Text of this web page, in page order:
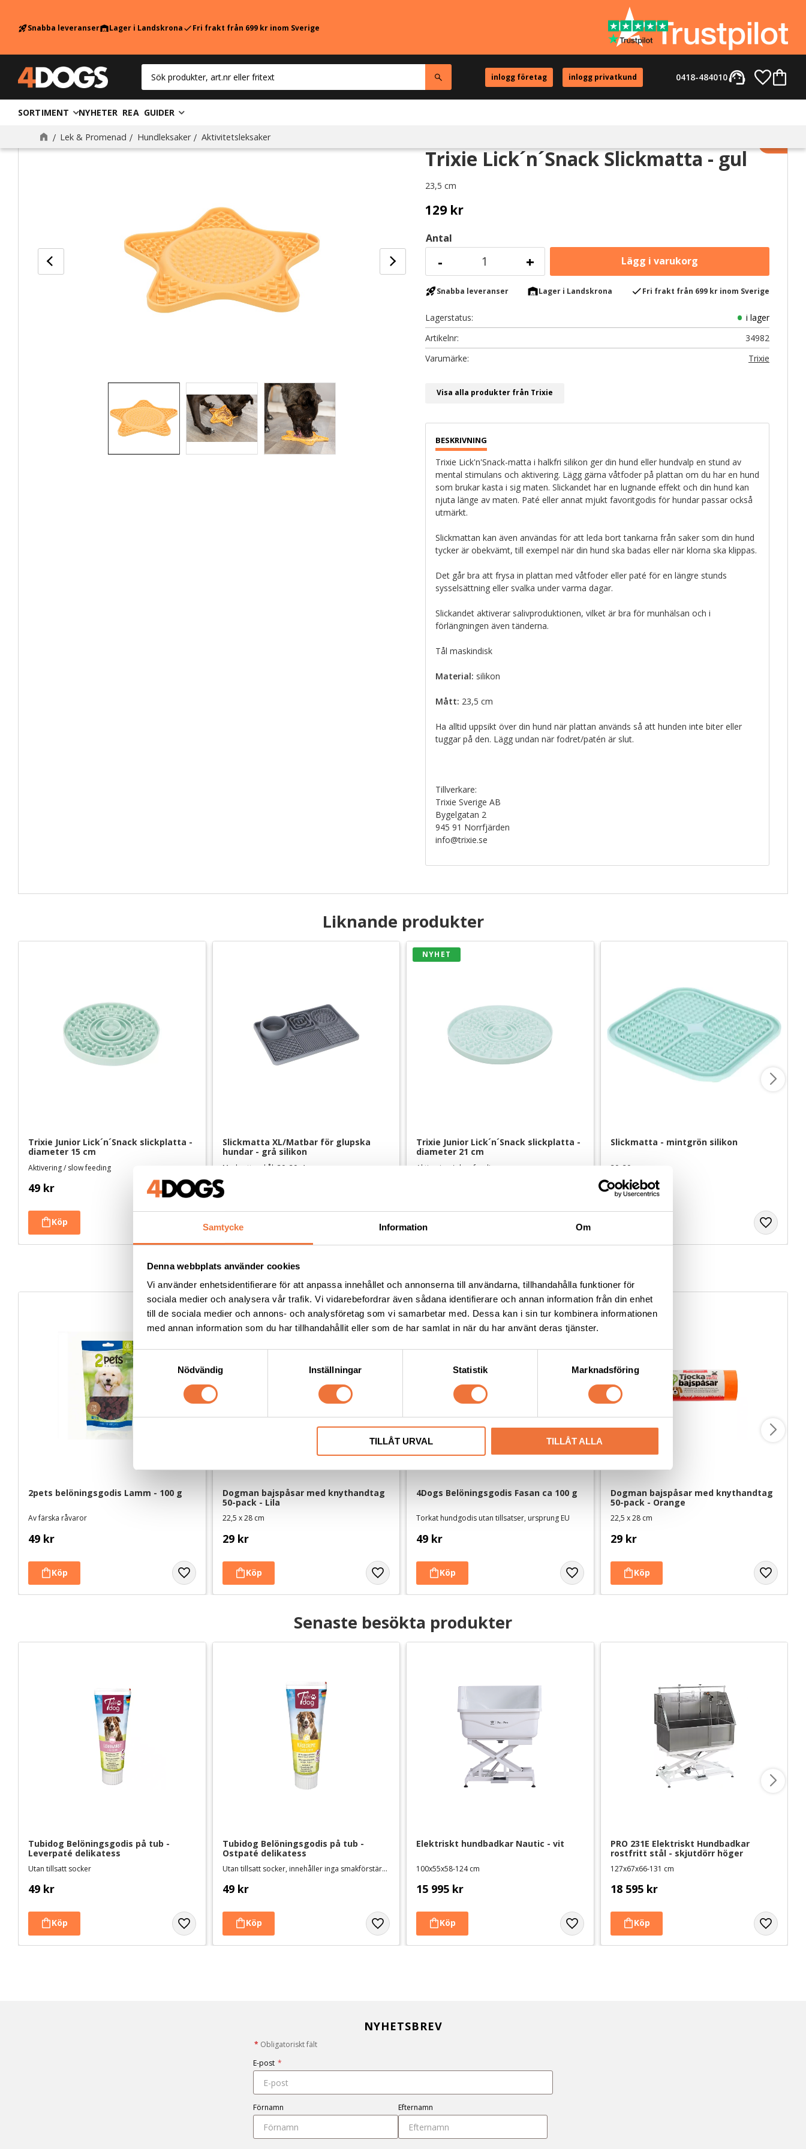
Samtycke Information Om
Denna webbplats använder cookies
Vi använder enhetsidentifierare för att anpassa innehållet och annonserna till användarna, tillhandahålla funktioner för
sociala medier och analysera vår trafik. Vi vidarebefordrar även sådana identifierare och annan information från din enhet
till de sociala medier och annons- och analysföretag som vi samarbetar med. Dessa kan i sin tur kombinera informationen
med annan information som du har tillhandahållit eller som de har samlat in när du har använt deras tjänster.
S
a
m
t
y
s
Nödvändig Inställningar Statistik Marknadsföring
TILLÅT URVAL TILLÅT ALLA
rocket_launchSnabba leveranserwarehouseLager i LandskronacheckFri frakt från 699 kr inom Sverige
inlogg företag inlogg privatkund support_agent
0418-484010
SORTIMENT NYHETER REA GUIDER
Lek & Promenad Hundleksaker Aktivitetsleksaker
Trixie Lick´n´Snack Slickmatta - gul
23,5 cm
129kr
Antal
+
-
Lägg
rocket_launchSnabba leveranser warehouseLager i Landskrona checkFri frakt från 699 kr inom Sverige
Lagerstatus
i lager
Artikelnr
34982
Trixie
Visa alla produkter från Trixie
Trixie Lick'n'Snack-matta i halkfri silikon ger din hund eller hundvalp en stund av
mental stimulans och aktivering. Lägg gärna våtfoder på plattan om du har en hund
som brukar kasta i sig maten. Slickandet har en lugnande effekt och din hund kan
njuta länge av maten. Paté eller annat mjukt favoritgodis för hundar passar också
utmärkt.
Slickmattan kan även användas för att leda bort tankarna från saker som din hund
tycker är obekvämt, till exempel när din hund ska badas eller när klorna ska klippas.
Det går bra att frysa in plattan med våtfoder eller paté för en längre stunds
sysselsättning eller svalka under varma dagar.
Slickandet aktiverar salivproduktionen, vilket är bra för munhälsan och i
förlängningen även tänderna.
Tål maskindisk
Material: silikon
Mått: 23,5 cm
Ha alltid uppsikt över din hund när plattan används så att hunden inte biter eller
tuggar på den. Lägg undan när fodret/patén är slut.
Tillverkare:
Trixie Sverige AB
Bygelgatan 2
945 91 Norrfjärden
info@trixie.se
Liknande produkter
Trixie Junior Lick´n´Snack slickplatta -
diameter 15 cm
Aktivering / slow feeding
49 kr
Slickmatta XL/Matbar för glupska
hundar - grå silikon
Med vattenskål. 30x20x4 cm
199
Trixie Junior Lick´n´Snack slickplatta -
diameter 21 cm
Aktivering / slow feeding
NYHET
Slickmatta - mintgrön silikon
20x20 cm
99kr
2pets belöningsgodis Lamm - 100 g
Av färska råvaror
49 kr
Dogman bajspåsar med knythandtag
50-pack - Lila
22,5 x 28 cm
29 kr
4Dogs Belöningsgodis Fasan ca 100 g
Torkat hundgodis utan tillsatser, ursprung EU
49 kr
Dogman bajspåsar med knythandtag
50-pack - Orange
22,5 x 28 cm
29 kr
Senaste besökta produkter
Tubidog Belöningsgodis på tub -
Leverpaté delikatess
Utan tillsatt socker
49 kr
Tubidog Belöningsgodis på tub -
Ostpaté delikatess
Utan tillsatt socker, innehåller inga smakförstärkare eller färgämnen
49 kr
Elektriskt hundbadkar Nautic - vit
100x55x58-124 cm
15 995 kr
PRO 231E Elektriskt Hundbadkar
rostfritt stål - skjutdörr höger
127x67x66-131 cm
18 595 kr
NYHETSBREV
* Obligatoriskt fält
E-post *
Förnamn Efternamn